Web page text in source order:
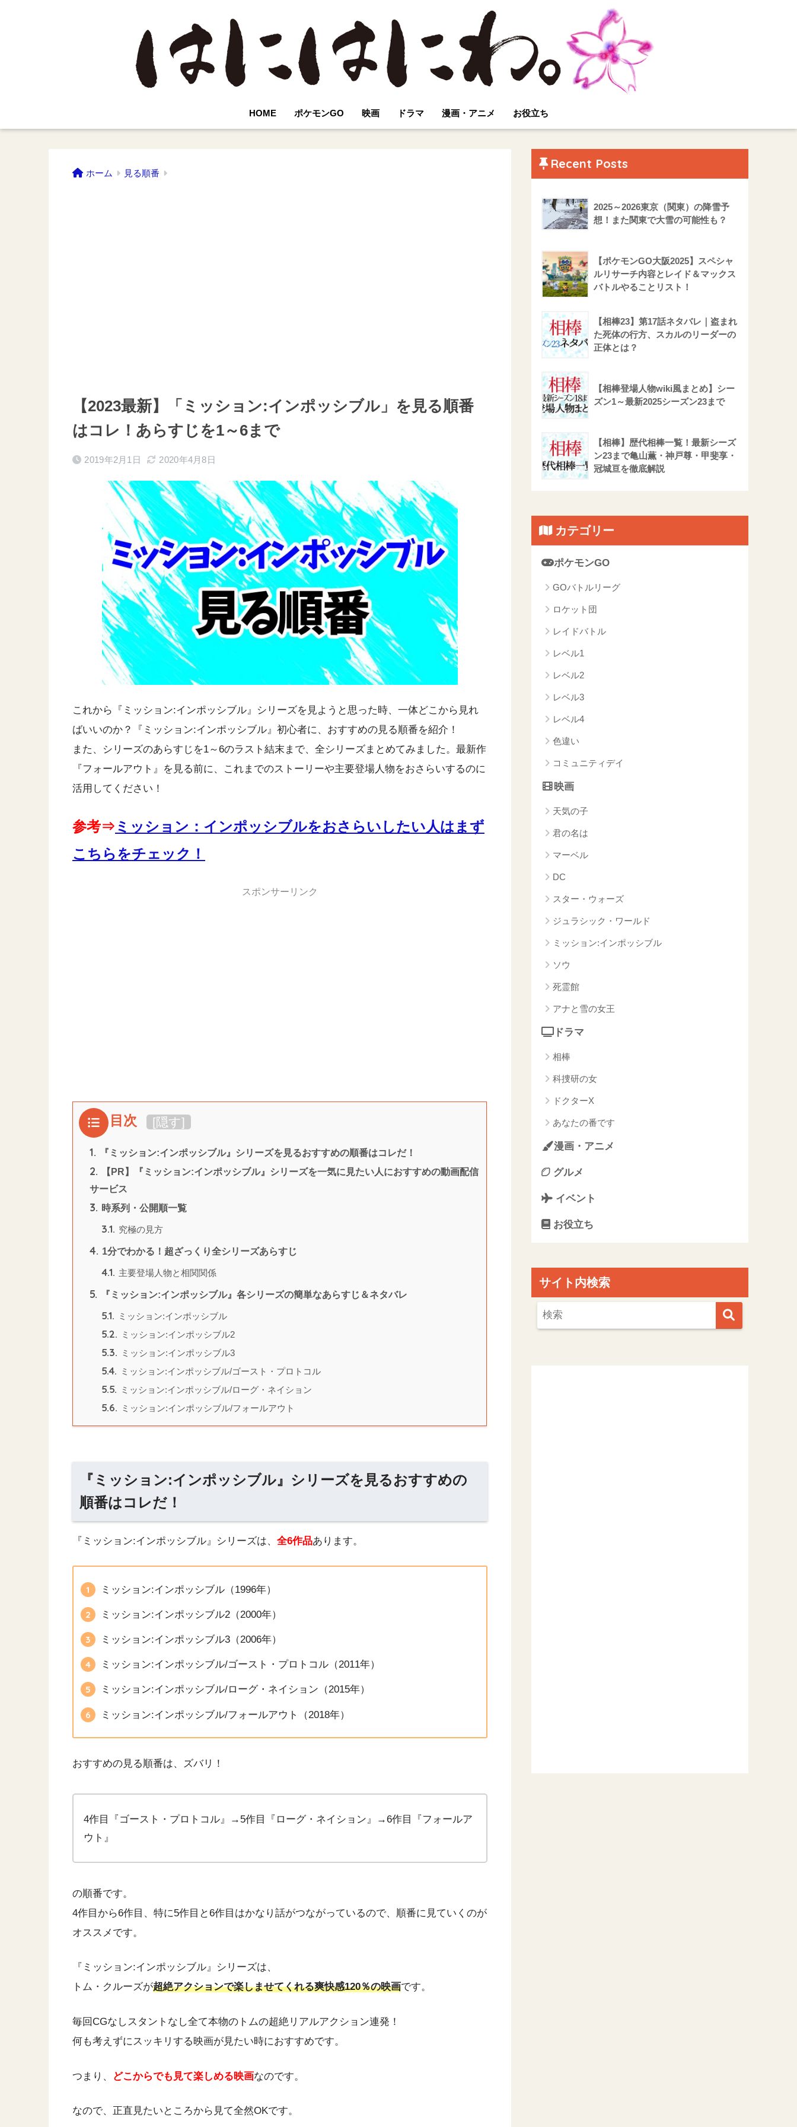
HOME ポケモンGO 映画 ドラマ 漫画・アニメ お役立ち
ホーム 見る順番
【2023最新】「ミッション:インポッシブル」を見る順番
はコレ！あらすじを1～6まで
2019年2月1日 2020年4月8日
これから『ミッション:インポッシブル』シリーズを見ようと思った時、一体どこから見れ
ばいいのか？『ミッション:インポッシブル』初心者に、おすすめの見る順番を紹介！
また、シリーズのあらすじを1～6のラスト結末まで、全シリーズまとめてみました。最新作
『フォールアウト』を見る前に、これまでのストーリーや主要登場人物をおさらいするのに
活用してください！
参考⇒ ミッション：インポッシブルをおさらいしたい人はまず
こちらをチェック！
スポンサーリンク
目次 [隠す]
1. 『ミッション:インポッシブル』シリーズを見るおすすめの順番はコレだ！
2.
【PR】『ミッション:インポッシブル』シリーズを一気に見たい人におすすめの動画配信
サービス
3. 時系列・公開順一覧
3.1. 究極の見方
4. 1分でわかる！超ざっくり全シリーズあらすじ
4.1. 主要登場人物と相関関係
5. 『ミッション:インポッシブル』各シリーズの簡単なあらすじ＆ネタバレ
5.1. ミッション:インポッシブル
5.2. ミッション:インポッシブル2
5.3. ミッション:インポッシブル3
5.4. ミッション:インポッシブル/ゴースト・プロトコル
5.5. ミッション:インポッシブル/ローグ・ネイション
5.6. ミッション:インポッシブル/フォールアウト
『ミッション:インポッシブル』シリーズを見るおすすめの
順番はコレだ！
『ミッション:インポッシブル』シリーズは、 全6作品あります。
ミッション:インポッシブル（1996年）
ミッション:インポッシブル2（2000年）
ミッション:インポッシブル3（2006年）
ミッション:インポッシブル/ゴースト・プロトコル（2011年）
ミッション:インポッシブル/ローグ・ネイション（2015年）
ミッション:インポッシブル/フォールアウト（2018年）
おすすめの見る順番は、ズバリ！
4作目『ゴースト・プロトコル』→5作目『ローグ・ネイション』→6作目『フォールア
ウト』
の順番です。
4作目から6作目、特に5作目と6作目はかなり話がつながっているので、順番に見ていくのが
オススメです。
『ミッション:インポッシブル』シリーズは、
トム・クルーズが超絶アクションで楽しませてくれる爽快感120％の映画です。
毎回CGなしスタントなし全て本物のトムの超絶リアルアクション連発！
何も考えずにスッキリする映画が見たい時におすすめです。
つまり、 どこからでも見て楽しめる映画なのです。
なので、正直見たいところから見て全然OKです。
Recent Posts
2025～2026東京（関東）の降雪予
想！また関東で大雪の可能性も？
【ポケモンGO大阪2025】スペシャ
ルリサーチ内容とレイド＆マックス
バトルやることリスト！
【相棒23】第17話ネタバレ｜盗まれ
た死体の行方、スカルのリーダーの
正体とは？
【相棒登場人物wiki風まとめ】シー
ズン1～最新2025シーズン23まで
【相棒】歴代相棒一覧！最新シーズ
ン23まで亀山薫・神戸尊・甲斐享・
冠城亘を徹底解説
カテゴリー
ポケモンGO
GOバトルリーグ
ロケット団
レイドバトル
レベル1
レベル2
レベル3
レベル4
色違い
コミュニティデイ
映画
天気の子
君の名は
マーベル
DC
スター・ウォーズ
ジュラシック・ワールド
ミッション:インポッシブル
ソウ
死霊館
アナと雪の女王
ドラマ
相棒
科捜研の女
ドクターX
あなたの番です
漫画・アニメ
グルメ
イベント
お役立ち
サイト内検索